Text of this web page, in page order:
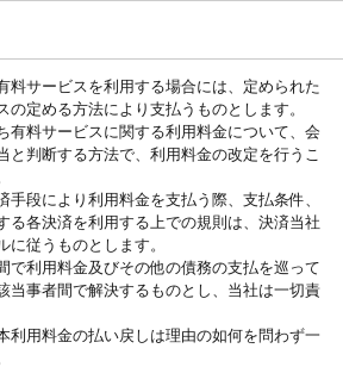
料サービスを利用する場合には、定められた
の定める方法により支払うものとします。
有料サービスに関する利用料金について、会
と判断する方法で、利用料金の改定を行うこ
手段により利用料金を支払う際、支払条件、
る各決済を利用する上での規則は、決済当社
に従うものとします。
で利用料金及びその他の債務の支払を巡って
当事者間で解決するものとし、当社は一切責
利用料金の払い戻しは理由の如何を問わず一